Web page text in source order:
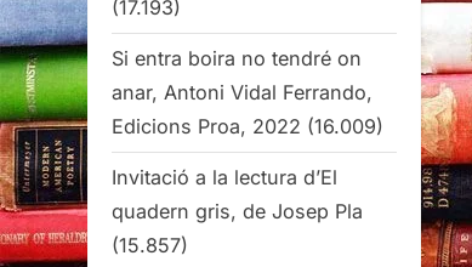
(17.193)
Si entra boira no tendré on
anar, Antoni Vidal Ferrando,
Edicions Proa, 2022 (16.009)
Invitació a la lectura d’El
quadern gris, de Josep Pla
(15.857)